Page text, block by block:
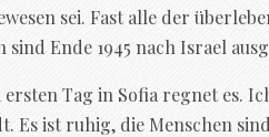
sei. Fast alle der
sind Ende 1945 nach Israel
ersten Tag in Sofia regnet es.
Es ist ruhig, die Menschen